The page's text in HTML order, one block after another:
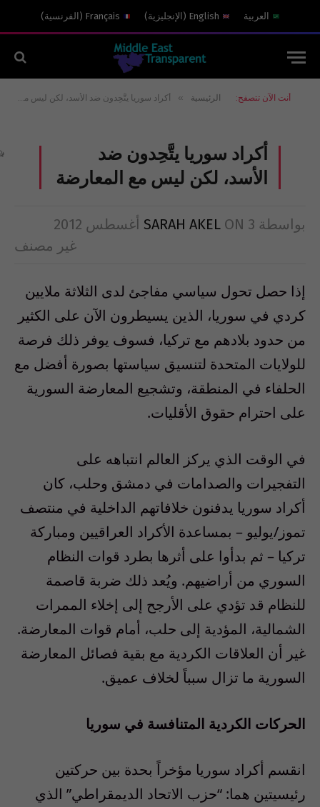
العربية English
( الإنجليزية)
Français
( الفرنسية)
أنت الآن تتصفح: الرئيسية » أكراد سوريا يتَّحِدون ضد الأسد، لكن ليس مع المعارضة
أكراد سوريا يتَّحِدون ضد
الأسد، لكن ليس مع المعارضة
بواسطة SARAH AKEL ON 3 أغسطس 2012
غير مصنف
إذا حصل تحول سياسي مفاجئ لدى الثلاثة ملايين
كردي في سوريا، الذين يسيطرون الآن على الكثير
من حدود بلادهم مع تركيا، فسوف يوفر ذلك فرصة
للولايات المتحدة لتنسيق سياستها بصورة أفضل مع
الحلفاء في المنطقة، وتشجيع المعارضة السورية
على احترام حقوق الأقليات.
في الوقت الذي يركز العالم انتباهه على
التفجيرات والصدامات في دمشق وحلب، كان
أكراد سوريا يدفنون خلافاتهم الداخلية في منتصف
تموز/يوليو – بمساعدة الأكراد العراقيين ومباركة
تركيا – ثم بدأوا على أثرها بطرد قوات النظام
السوري من أراضيهم. ويُعد ذلك ضربة قاصمة
للنظام قد تؤدي على الأرجح إلى إخلاء الممرات
الشمالية، المؤدية إلى حلب، أمام قوات المعارضة.
غير أن العلاقات الكردية مع بقية فصائل المعارضة
السورية ما تزال سبباً لخلاف عميق.
الحركات الكردية المتنافسة في سوريا
انقسم أكراد سوريا مؤخراً بحدة بين حركتين
رئيسيتين هما: “حزب الاتحاد الديمقراطي” الذي